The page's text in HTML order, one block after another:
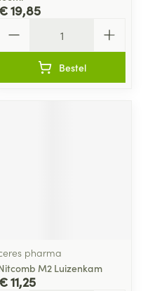
19,85
Bestel
pharma
M2 Luizenkam
11,25